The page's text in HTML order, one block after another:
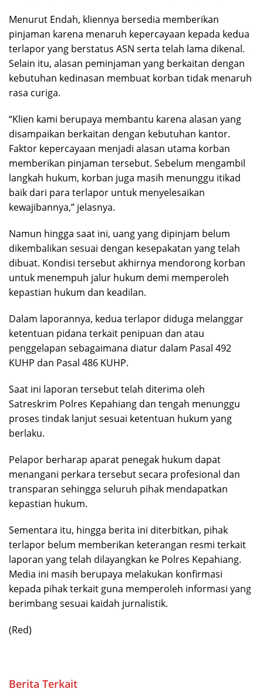
Menurut Endah, kliennya bersedia memberikan
pinjaman karena menaruh kepercayaan kepada kedua
terlapor yang berstatus ASN serta telah lama dikenal.
Selain itu, alasan peminjaman yang berkaitan dengan
kebutuhan kedinasan membuat korban tidak menaruh
rasa curiga.
“Klien kami berupaya membantu karena alasan yang
disampaikan berkaitan dengan kebutuhan kantor.
Faktor kepercayaan menjadi alasan utama korban
memberikan pinjaman tersebut. Sebelum mengambil
langkah hukum, korban juga masih menunggu itikad
baik dari para terlapor untuk menyelesaikan
kewajibannya,” jelasnya.
Namun hingga saat ini, uang yang dipinjam belum
dikembalikan sesuai dengan kesepakatan yang telah
dibuat. Kondisi tersebut akhirnya mendorong korban
untuk menempuh jalur hukum demi memperoleh
kepastian hukum dan keadilan.
Dalam laporannya, kedua terlapor diduga melanggar
ketentuan pidana terkait penipuan dan atau
penggelapan sebagaimana diatur dalam Pasal 492
KUHP dan Pasal 486 KUHP.
Saat ini laporan tersebut telah diterima oleh
Satreskrim Polres Kepahiang dan tengah menunggu
proses tindak lanjut sesuai ketentuan hukum yang
berlaku.
Pelapor berharap aparat penegak hukum dapat
menangani perkara tersebut secara profesional dan
transparan sehingga seluruh pihak mendapatkan
kepastian hukum.
Sementara itu, hingga berita ini diterbitkan, pihak
terlapor belum memberikan keterangan resmi terkait
laporan yang telah dilayangkan ke Polres Kepahiang.
Media ini masih berupaya melakukan konfirmasi
kepada pihak terkait guna memperoleh informasi yang
berimbang sesuai kaidah jurnalistik.
(Red)
Berita Terkait